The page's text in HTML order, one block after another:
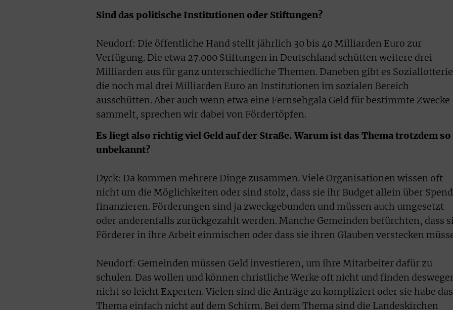
Sind das politische Institutionen oder Stiftungen?
Neudorf: Die öffentliche Hand stellt jährlich 30 bis 40 Milliarden Euro zur
Verfügung. Die etwa 27.000 Stiftungen in Deutschland schütten weitere drei
Milliarden aus für ganz unterschiedliche Themen. Daneben gibt es
die noch mal drei Milliarden Euro an Institutionen im sozialen Bereich
ausschütten. Aber auch wenn etwa eine Fernsehgala Geld für bestimmte Zwecke
sammelt, sprechen wir dabei von Fördertöpfen.
Es liegt also richtig viel Geld auf der Straße. Warum ist das Thema trotzdem so
unbekannt?
Dyck: Da kommen mehrere Dinge zusammen. Viele Organisationen wissen oft
nicht um die Möglichkeiten oder sind stolz, dass sie ihr Budget allein über
finanzieren. Förderungen sind ja zweckgebunden und müssen auch umgesetzt
oder anderenfalls zurückgezahlt werden. Manche Gemeinden befürchten, dass
Förderer in ihre Arbeit einmischen oder dass sie ihren Glauben verstecken
Neudorf: Gemeinden müssen Geld investieren, um ihre Mitarbeiter dafür zu
schulen. Das wollen und können christliche Werke oft nicht und finden
nicht so leicht Experten. Vielen sind die Anträge zu kompliziert oder sie habe das
Thema einfach nicht auf dem Schirm. Bei dem Thema sind die Landeskirchen